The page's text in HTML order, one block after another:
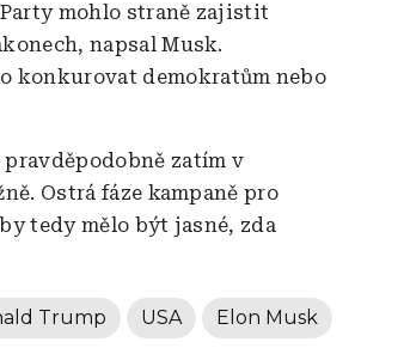
mohlo straně zajistit
napsal Musk.
konkurovat demokratům nebo
zatím v
Ostrá fáze kampaně pro
tedy mělo být jasné, zda
Elon Musk
USA
Trump